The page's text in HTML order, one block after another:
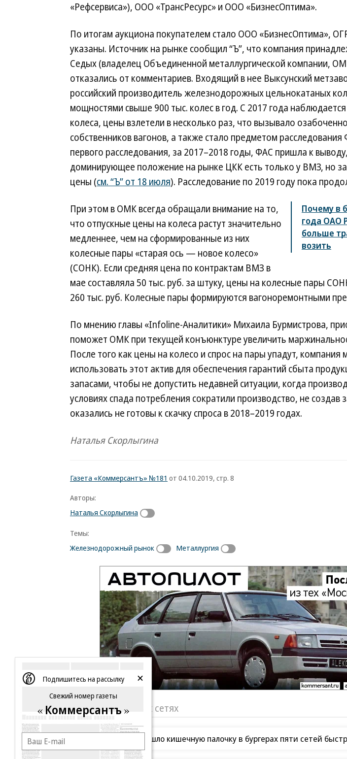
«Рефсервиса»), ООО «ТрансРесурс» и ООО «БизнесОптима».
По итогам аукциона покупателем стало ООО «БизнесОптима»,
указаны. Источник на рынке сообщил “Ъ”, что компания
Седых (владелец Объединенной металлургической компании,
отказались от комментариев. Входящий в нее Выксунский
российский производитель железнодорожных цельнокатаных
мощностями свыше 900 тыс. колес в год. С 2017 года
колеса, цены взлетели в несколько раз, что вызывало
собственников вагонов, а также стало предметом
первого расследования, за 2017–2018 годы, ФАС пришла к
доминирующее положение на рынке ЦКК есть только у ВМЗ, но
цены (см. “Ъ” от 18 июля). Расследование по 2019 году пока
Почему в
года ОАО
больше
возить
При этом в ОМК всегда обращали внимание на то,
что отпускные цены на колеса растут значительно
медленнее, чем на сформированные из них
колесные пары «старая ось — новое колесо»
(СОНК). Если средняя цена по контрактам ВМЗ в
мае составляла 50 тыс. руб. за штуку, цены на колесные пары
260 тыс. руб. Колесные пары формируются вагоноремонтными
По мнению главы «Infoline-Аналитики» Михаила Бурмистрова,
поможет ОМК при текущей конъюнктуре увеличить
После того как цены на колесо и спрос на пары упадут, компания
использовать этот актив для обеспечения гарантий сбыта
запасами, чтобы не допустить недавней ситуации, когда
условиях спада потребления сократили производство, не создав
оказались не готовы к скачку спроса в 2018–2019 годах.
Наталья Скорлыгина
Газета «Коммерсантъ» №181 от 04.10.2019, стр. 8
Авторы:
Наталья Скорлыгина
Темы:
Железнодорожный рынок
Металлургия
«Ъ» в социальных сетях
Роскачество нашло кишечную палочку в бургерах пяти сетей
Подпишитесь на рассылку
Свежий номер газеты
Коммерсантъ